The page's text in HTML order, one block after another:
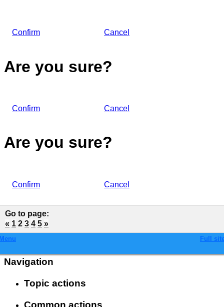
Confirm Cancel
Are you sure?
Confirm Cancel
Are you sure?
Confirm Cancel
Go to page:
« 1 2 3 4 5 »
Full
Navigation
Topic actions
Common actions